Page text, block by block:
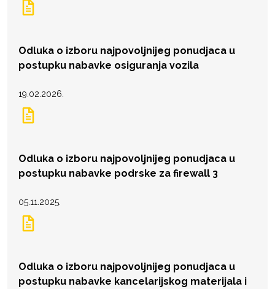
Odluka o izboru najpovoljnijeg ponudjaca u
postupku nabavke osiguranja vozila
19.02.2026.
Odluka o izboru najpovoljnijeg ponudjaca u
postupku nabavke podrske za firewall 3
05.11.2025.
Odluka o izboru najpovoljnijeg ponudjaca u
postupku nabavke kancelarijskog materijala i